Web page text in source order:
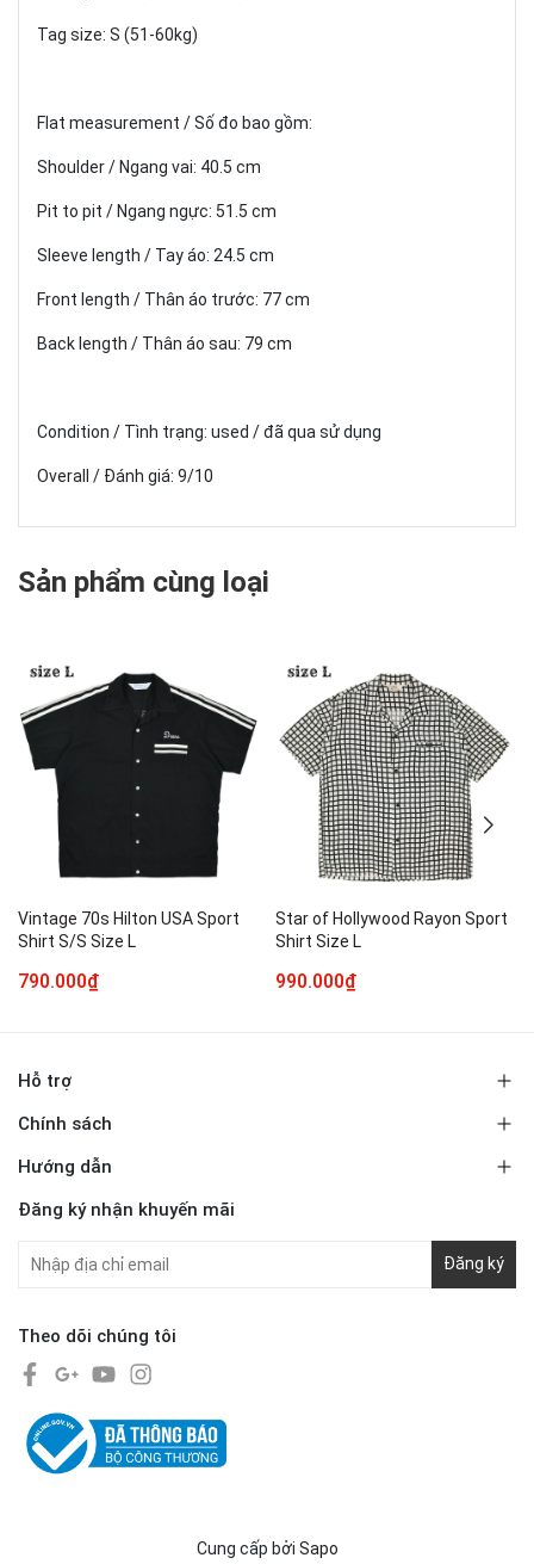
Tag size: S (51-60kg)
Flat measurement / Số đo bao gồm:
Shoulder / Ngang vai: 40.5 cm
Pit to pit / Ngang ngực: 51.5 cm
Sleeve length / Tay áo: 24.5 cm
Front length / Thân áo trước: 77 cm
Back length / Thân áo sau: 79 cm
Condition / Tình trạng: used / đã qua sử dụng
Overall / Đánh giá: 9/10
Sản phẩm cùng loại
Vintage 70s Hilton USA Sport
Shirt S/S Size L
790.000₫
Star of Hollywood Rayon Sport
Shirt Size L
990.000₫
Hỗ trợ
Chính sách
Hướng dẫn
Đăng ký nhận khuyến mãi
Đăng ký
Theo dõi chúng tôi
Cung cấp bởi Sapo